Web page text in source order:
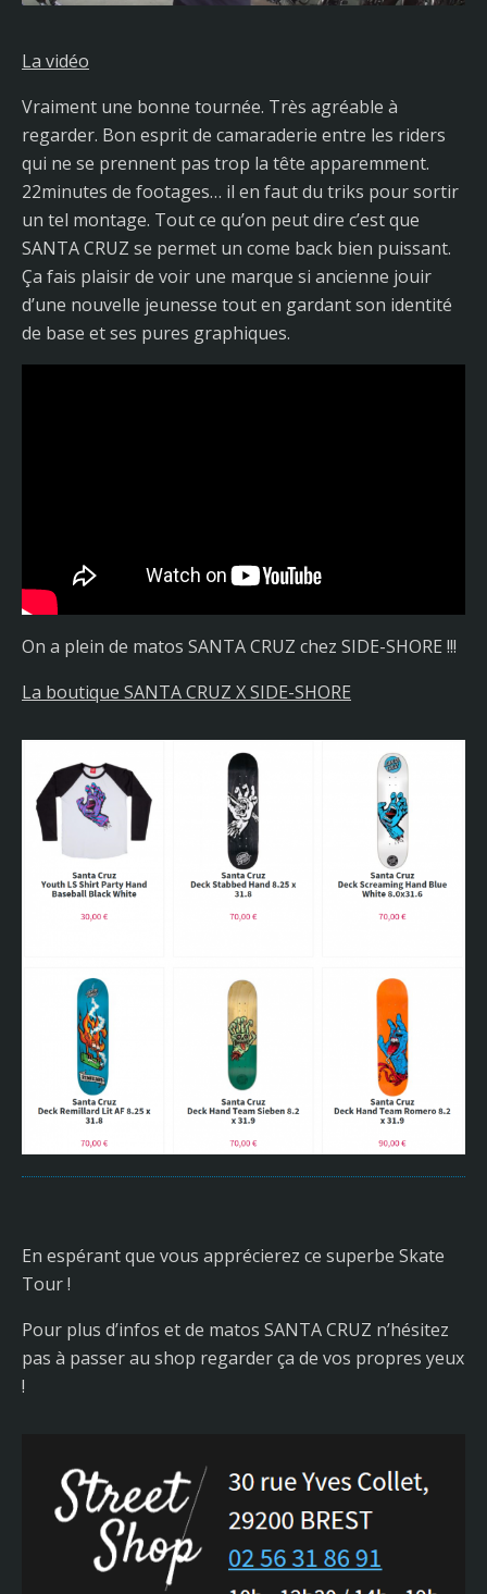
La vidéo
Vraiment une bonne tournée. Très agréable à
regarder. Bon esprit de camaraderie entre les riders
qui ne se prennent pas trop la tête apparemment.
22minutes de footages… il en faut du triks pour sortir
un tel montage. Tout ce qu’on peut dire c’est que
SANTA CRUZ se permet un come back bien puissant.
Ça fais plaisir de voir une marque si ancienne jouir
d’une nouvelle jeunesse tout en gardant son identité
de base et ses pures graphiques.
On a plein de matos SANTA CRUZ chez SIDE-SHORE !!!
La boutique SANTA CRUZ X SIDE-SHORE
En espérant que vous apprécierez ce superbe Skate
Tour !
Pour plus d’infos et de matos SANTA CRUZ n’hésitez
pas à passer au shop regarder ça de vos propres yeux
!